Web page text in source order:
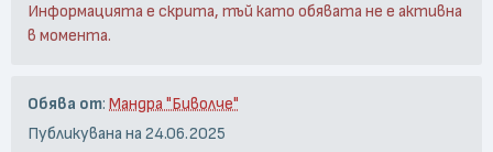
Информацията е скрита, тъй като обявата не е активна
в момента.
Обява от: Мандра "Биволче"
Публикувана на 24.06.2025